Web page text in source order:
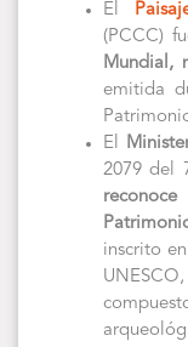
El
(PCCC)
Mundial,
emitida
El
2079 del
inscrito